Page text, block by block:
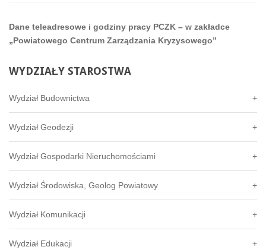
Dane teleadresowe i godziny pracy PCZK – w zakładce
„Powiatowego Centrum Zarządzania Kryzysowego”
WYDZIAŁY STAROSTWA
Wydział Budownictwa
Wydział Geodezji
Wydział Gospodarki Nieruchomościami
Wydział Środowiska, Geolog Powiatowy
Wydział Komunikacji
Wydział Edukacji